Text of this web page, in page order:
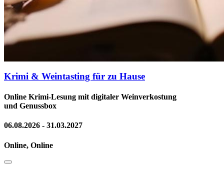
Krimi & Weintasting für zu Hause
Online Krimi-Lesung mit digitaler Weinverkostung
und Genussbox
06.08.2026 - 31.03.2027
Online, Online